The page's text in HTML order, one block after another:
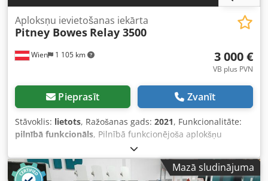
Wien 1 105 km
Aploksņu ievietošanas iekārta
Pitney Bowes Relay 3500
3 000 €
VB plus PVN
Pieprasīt Zvanīt
Stāvoklis: lietots, Ražošanas gads: 2021, Funkcionalitāte:
pilnībā funkcionāls, Pilnībā funkcionējoša aplokšņu
pildīšanas iekārta PITNEY BOWES RELAY 3500 Cjdpfxjyzyyts
Ac Ierf
Mazā sludinājuma